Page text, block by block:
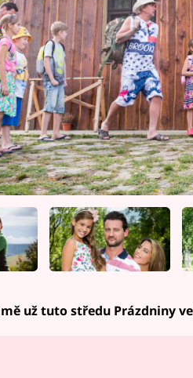
už tuto středu Prázdniny